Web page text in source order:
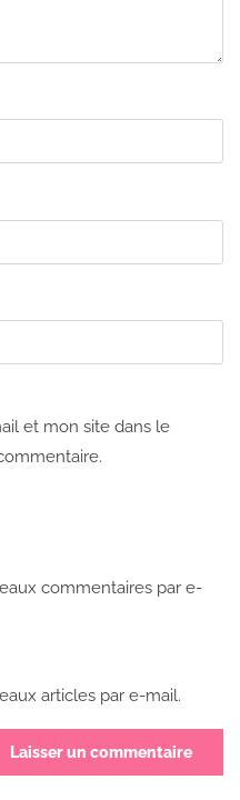
et mon site dans le
commentaires par e-
articles par e-mail.